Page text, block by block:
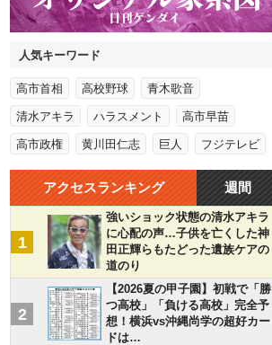
人気キーワード
高市首相 高校野球 青木歌音
清水アキラ ハラスメント 高市早苗
高市政権 黄川田仁志 巨人 フジテレビ
アクセスランキング 週間
1
強いショック状態の清水アキラ
に心配の声…子供を亡くした神
田正輝らもたどった遺族ケアの
道のり
2
【2026夏の甲子園】初戦で「勝
つ高校」「負ける高校」完全予
想！横浜vs沖縄尚学の超好カー
ドは…